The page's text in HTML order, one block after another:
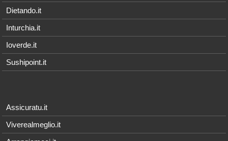
Dietando.it
Inturchia.it
Ioverde.it
Sushipoint.it
Assicuratu.it
Viverealmeglio.it